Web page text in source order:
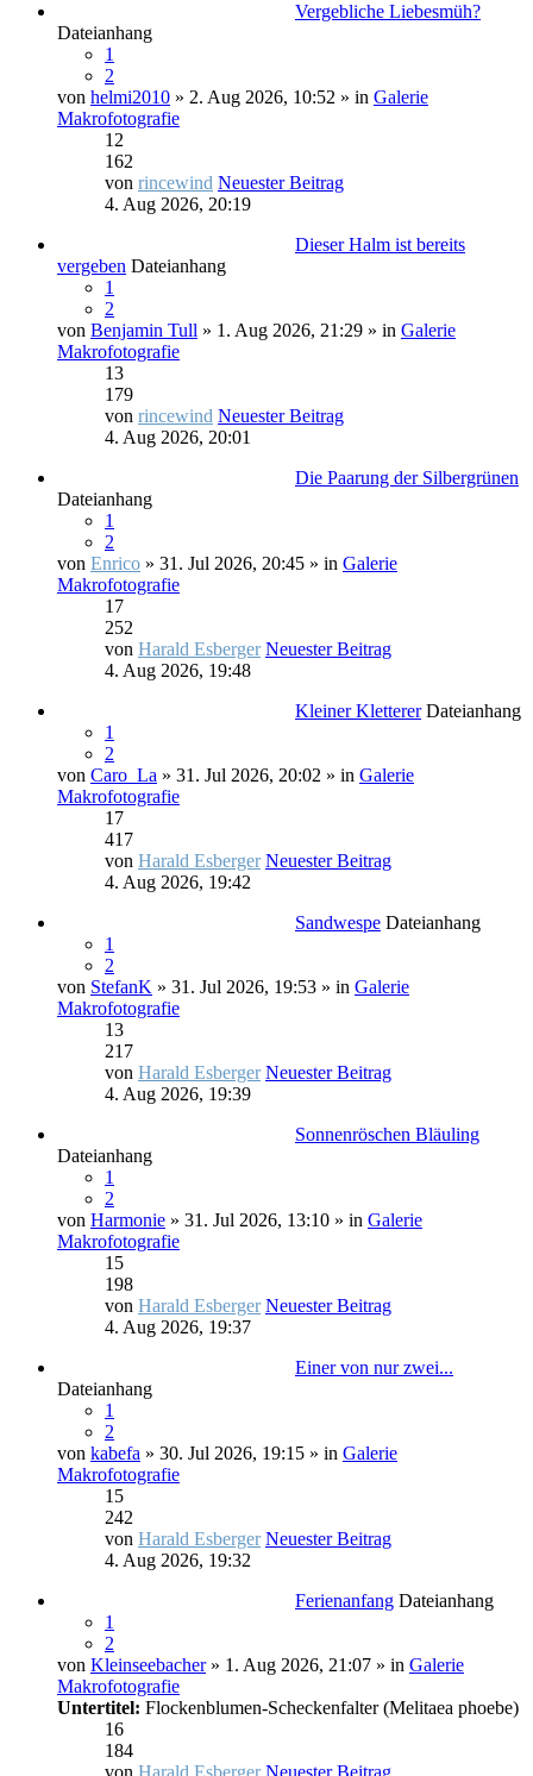
Vergebliche Liebesmüh?
Dateianhang
1
2
von helmi2010 » 2. Aug 2026, 10:52 » in Galerie
Makrofotografie
12
162
von rincewind Neuester Beitrag
4. Aug 2026, 20:19
Dieser Halm ist bereits
vergeben Dateianhang
1
2
von Benjamin Tull » 1. Aug 2026, 21:29 » in Galerie
Makrofotografie
13
179
von rincewind Neuester Beitrag
4. Aug 2026, 20:01
Die Paarung der Silbergrünen
Dateianhang
1
2
von Enrico » 31. Jul 2026, 20:45 » in Galerie
Makrofotografie
17
252
von Harald Esberger Neuester Beitrag
4. Aug 2026, 19:48
Kleiner Kletterer Dateianhang
1
2
von Caro_La » 31. Jul 2026, 20:02 » in Galerie
Makrofotografie
17
417
von Harald Esberger Neuester Beitrag
4. Aug 2026, 19:42
Sandwespe Dateianhang
1
2
von StefanK » 31. Jul 2026, 19:53 » in Galerie
Makrofotografie
13
217
von Harald Esberger Neuester Beitrag
4. Aug 2026, 19:39
Sonnenröschen Bläuling
Dateianhang
1
2
von Harmonie » 31. Jul 2026, 13:10 » in Galerie
Makrofotografie
15
198
von Harald Esberger Neuester Beitrag
4. Aug 2026, 19:37
Einer von nur zwei...
Dateianhang
1
2
von kabefa » 30. Jul 2026, 19:15 » in Galerie
Makrofotografie
15
242
von Harald Esberger Neuester Beitrag
4. Aug 2026, 19:32
Ferienanfang Dateianhang
1
2
von Kleinseebacher» 1. Aug 2026, 21:07 » in Galerie
Makrofotografie
Untertitel: Flockenblumen-Scheckenfalter (Melitaea phoebe)
16
184
von Harald Esberger Neuester Beitrag